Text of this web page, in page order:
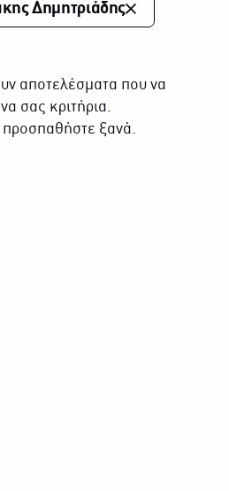
Δημητριάδης
αποτελέσματα που να
σας κριτήρια.
προσπαθήστε ξανά.